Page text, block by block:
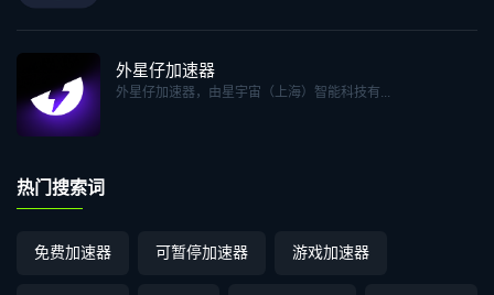
外星仔加速器
外星仔加速器，由星宇宙（上海）智能科技有...
热门搜索词
免费加速器 可暂停加速器 游戏加速器